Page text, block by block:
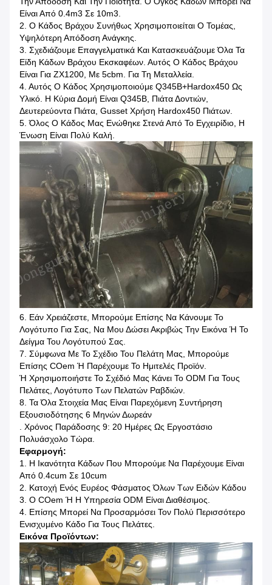
Είναι Από 0.4m3 Σε 10m3.
2. Ο Κάδος Βράχου Συνήθως Χρησιμοποιείται Ο Τομέας,
Υψηλότερη Απόδοση Ανάγκης.
3. Σχεδιάζουμε Επαγγελματικά Και Κατασκευάζουμε Όλα Τα
Είδη Κάδων Βράχου Εκσκαφέων. Αυτός Ο Κάδος Βράχου
Είναι Για ZX1200, Με 5cbm. Για Τη Μεταλλεία.
4. Αυτός Ο Κάδος Χρησιμοποιούμε Q345B+Hardox450 Ως
Υλικό. Η Κύρια Δομή Είναι Q345B, Πιάτα Δοντιών,
Δευτερεύοντα Πιάτα, Gusset Χρήση Hardox450 Πιάτων.
5. Όλος Ο Κάδος Μας Ενώθηκε Στενά Από Το Εγχειρίδιο, Η
Ένωση Είναι Πολύ Καλή.
6. Εάν Χρειάζεστε, Μπορούμε Επίσης Να Κάνουμε Το
Λογότυπο Για Σας, Να Μου Δώσει Ακριβώς Την Εικόνα Ή Το
Δείγμα Του Λογότυπού Σας.
7. Σύμφωνα Με Το Σχέδιο Του Πελάτη Μας, Μπορούμε
Επίσης COem Ή Παρέχουμε Το Ημιτελές Προϊόν.
Ή Χρησιμοποιήστε Το Σχέδιό Μας Κάνει Το ODM Για Τους
Πελάτες, Λογότυπο Των Πελατών Ραβδιών.
8. Τα Όλα Στοιχεία Μας Είναι Παρεχόμενη Συντήρηση
Εξουσιοδότησης 6 Μηνών Δωρεάν
. Χρόνος Παράδοσης 9: 20 Ημέρες Ως Εργοστάσιο
Πολυάσχολο Τώρα.
Εφαρμογή:
1. Η Ικανότητα Κάδων Που Μπορούμε Να Παρέχουμε Είναι
Από 0.4cum Σε 10cum
2. Κατοχή Ενός Ευρέος Φάσματος Όλων Των Ειδών Κάδου
3. Ο COem Ή Η Υπηρεσία ODM Είναι Διαθέσιμος.
4. Επίσης Μπορεί Να Προσαρμόσει Τον Πολύ Περισσότερο
Ενισχυμένο Κάδο Για Τους Πελάτες.
Εικόνα Προϊόντων: